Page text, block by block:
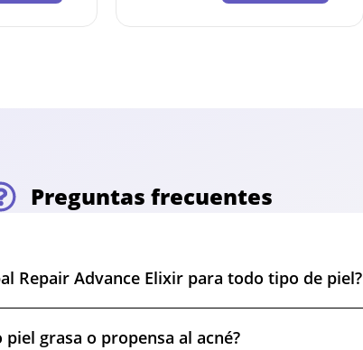
Preguntas frecuentes
Repair Advance Elixir para todo tipo de piel?
grasa o propensa al acné?